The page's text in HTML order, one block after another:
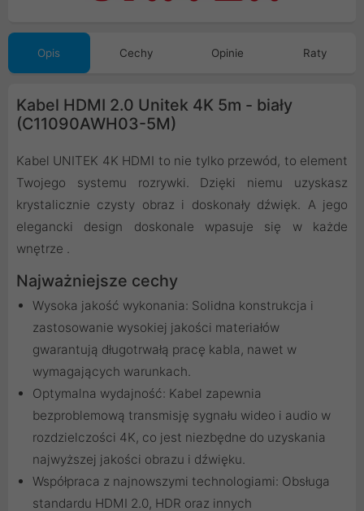
Opis Cechy Opinie Raty
Kabel HDMI 2.0 Unitek 4K 5m - biały
(C11090AWH03-5M)
Kabel UNITEK 4K HDMI to nie tylko przewód, to element
Twojego systemu rozrywki. Dzięki niemu uzyskasz
krystalicznie czysty obraz i doskonały dźwięk. A jego
elegancki design doskonale wpasuje się w każde
wnętrze .
Najważniejsze cechy
Wysoka jakość wykonania: Solidna konstrukcja i
zastosowanie wysokiej jakości materiałów
gwarantują długotrwałą pracę kabla, nawet w
wymagających warunkach.
Optymalna wydajność: Kabel zapewnia
bezproblemową transmisję sygnału wideo i audio w
rozdzielczości 4K, co jest niezbędne do uzyskania
najwyższej jakości obrazu i dźwięku.
Współpraca z najnowszymi technologiami: Obsługa
standardu HDMI 2.0, HDR oraz innych